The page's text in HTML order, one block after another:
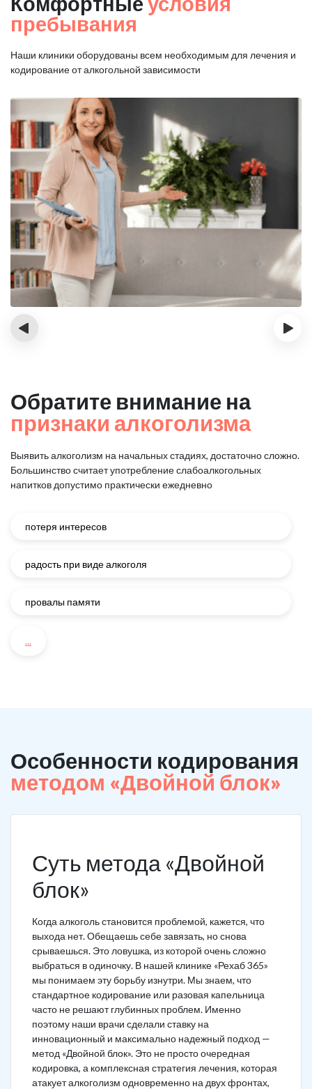
пребывания
Наши клиники оборудованы всем необходимым для лечения и
кодирование от алкогольной зависимости
‹ ›
Обратите внимание на
признаки алкоголизма
Выявить алкоголизм на начальных стадиях, достаточно сложно.
Большинство считает употребление слабоалкогольных
напитков допустимо практически ежедневно
потеря интересов
радость при виде алкоголя
провалы памяти
...
Особенности кодирования
методом «Двойной блок»
Суть метода «Двойной
блок»
Когда алкоголь становится проблемой, кажется, что
выхода нет. Обещаешь себе завязать, но снова
срываешься. Это ловушка, из которой очень сложно
выбраться в одиночку. В нашей клинике «Рехаб 365»
мы понимаем эту борьбу изнутри. Мы знаем, что
стандартное кодирование или разовая капельница
часто не решают глубинных проблем. Именно
поэтому наши врачи сделали ставку на
инновационный и максимально надежный подход —
метод «Двойной блок». Это не просто очередная
кодировка, а комплексная стратегия лечения, которая
атакует алкоголизм одновременно на двух фронтах,